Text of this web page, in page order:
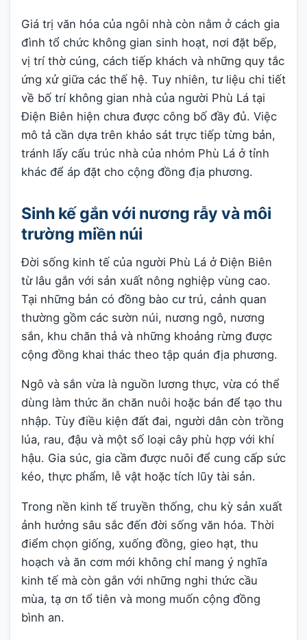
Giá trị văn hóa của ngôi nhà còn nằm ở cách gia
đình tổ chức không gian sinh hoạt, nơi đặt bếp,
vị trí thờ cúng, cách tiếp khách và những quy tắc
ứng xử giữa các thế hệ. Tuy nhiên, tư liệu chi tiết
về bố trí không gian nhà của người Phù Lá tại
Điện Biên hiện chưa được công bố đầy đủ. Việc
mô tả cần dựa trên khảo sát trực tiếp từng bản,
tránh lấy cấu trúc nhà của nhóm Phù Lá ở tỉnh
khác để áp đặt cho cộng đồng địa phương.
Sinh kế gắn với nương rẫy và môi
trường miền núi
Đời sống kinh tế của người Phù Lá ở Điện Biên
từ lâu gắn với sản xuất nông nghiệp vùng cao.
Tại những bản có đồng bào cư trú, cảnh quan
thường gồm các sườn núi, nương ngô, nương
sắn, khu chăn thả và những khoảng rừng được
cộng đồng khai thác theo tập quán địa phương.
Ngô và sắn vừa là nguồn lương thực, vừa có thể
dùng làm thức ăn chăn nuôi hoặc bán để tạo thu
nhập. Tùy điều kiện đất đai, người dân còn trồng
lúa, rau, đậu và một số loại cây phù hợp với khí
hậu. Gia súc, gia cầm được nuôi để cung cấp sức
kéo, thực phẩm, lễ vật hoặc tích lũy tài sản.
Trong nền kinh tế truyền thống, chu kỳ sản xuất
ảnh hưởng sâu sắc đến đời sống văn hóa. Thời
điểm chọn giống, xuống đồng, gieo hạt, thu
hoạch và ăn cơm mới không chỉ mang ý nghĩa
kinh tế mà còn gắn với những nghi thức cầu
mùa, tạ ơn tổ tiên và mong muốn cộng đồng
bình an.